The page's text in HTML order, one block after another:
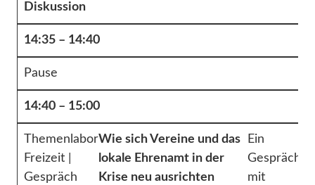
Diskussion
14:35 – 14:40
Pause
14:40 – 15:00
Themenlabor
Freizeit |
Gespräch
Wie sich Vereine und das
lokale Ehrenamt in der
Krise neu ausrichten
Ein
Gespräch
mit